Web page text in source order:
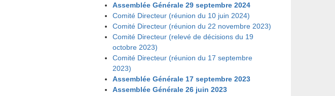
Assemblée Générale 29 septembre 2024
Comité Directeur (réunion du 10 juin 2024)
Comité Directeur (réunion du 22 novembre 2023)
Comité Directeur (relevé de décisions du 19
octobre 2023)
Comité Directeur (réunion du 17 septembre
2023)
Assemblée Générale 17 septembre 2023
Assemblée Générale 26 juin 2023